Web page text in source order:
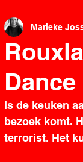
Marieke
Is de keuken
bezoek komt.
terrorist. Het